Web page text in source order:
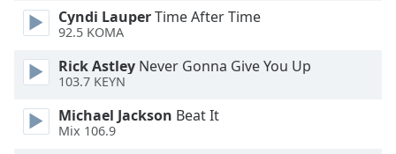
Text
Background
Cyndi LauperTime After Time
92.5 KOMA
Rick Astley Never Gonna Give You Up
103.7 KEYN
Michael Jackson Beat It
Mix 106.9